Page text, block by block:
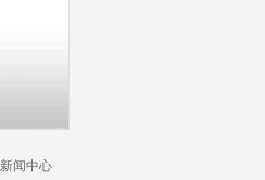
新闻中心